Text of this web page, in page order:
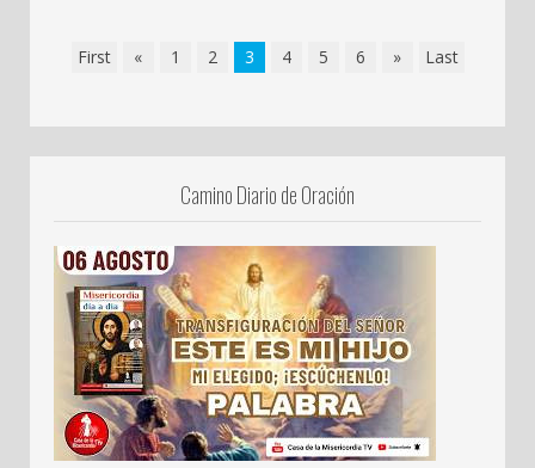
First « 1 2 3 4 5 6 » Last
Camino Diario de Oración